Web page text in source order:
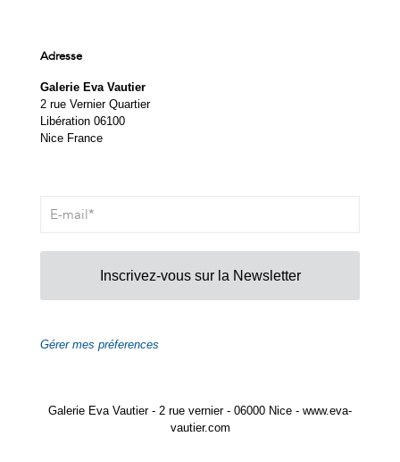
Adresse
Galerie Eva Vautier
2 rue Vernier Quartier
Libération 06100
Nice France
Inscrivez-vous sur la Newsletter
Gérer mes préferences
Galerie Eva Vautier - 2 rue vernier - 06000 Nice - www.eva-
vautier.com